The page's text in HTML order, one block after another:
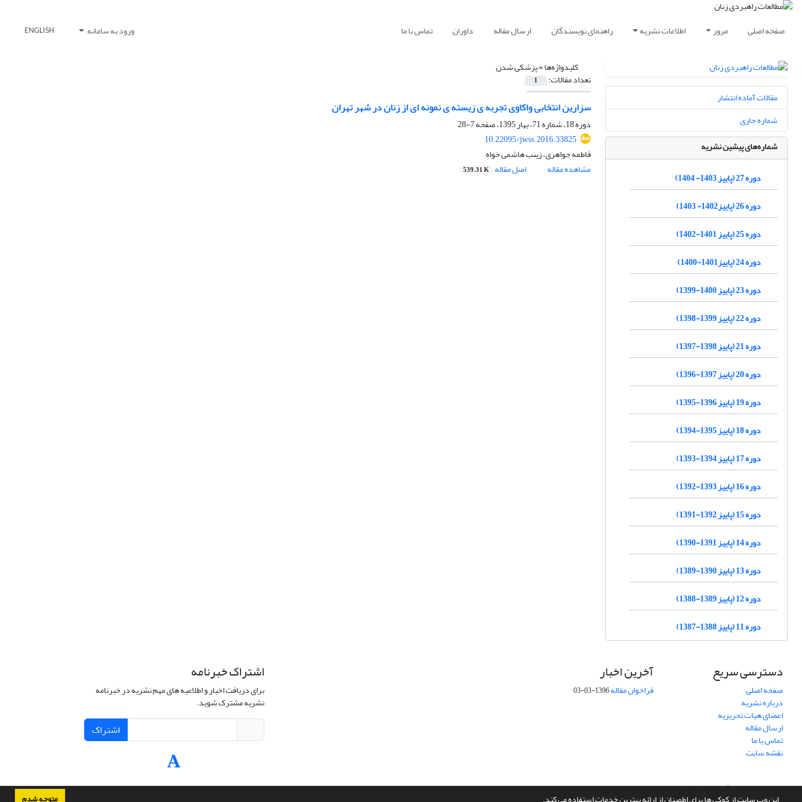
صفحه اصلی مرور اطلاعات نشریه راهنمای نویسندگان ارسال مقاله داوران تماس با ما ورود به سامانه ENGLISH
کلیدواژه‌ها =پزشکی شدن
تعداد مقالات: 1
سزارین انتخابی واکاوی تجربه ی زیسته ی نمونه ای از زنان در شهر تهران
دوره 18، شماره 71، بهار 1395، صفحه
7-28
10.22095/jwss.2016.33825
فاطمه جواهری، زینب هاشمی خواه
مشاهده مقاله
اصل مقاله 539.31 K
مقالات آماده انتشار
شماره جاری
شماره‌های پیشین نشریه
دوره 27 (پاییز 1403- 1404)
دوره 26 (پاییز1402- 1403)
دوره 25 (پاییز 1401-1402)
دوره 24 (پاییز1401-1400)
دوره 23 (پاییز 1400-1399)
دوره 22 (پاییز 1399-1398)
دوره 21 (پاییز 1398-1397)
دوره 20 (پاییز 1397-1396)
دوره 19 (پاییز 1396-1395)
دوره 18 (پاییز 1395-1394)
دوره 17 (پاییز 1394-1393)
دوره 16 (پاییز 1393-1392)
دوره 15 (پاییز 1392-1391)
دوره 14 (پاییز 1391-1390)
دوره 13 (پاییز 1390-1389)
دوره 12 (پاییز 1389-1388)
دوره 11 (پاییز 1388-1387)
دسترسی سریع
صفحه اصلی
درباره نشریه
اعضای هیات تحریریه
ارسال مقاله
تماس با ما
نقشه سایت
آخرین اخبار
فراخوان مقاله1396-03-03
اشتراک خبرنامه
برای دریافت اخبار و اطلاعیه های مهم نشریه در خبرنامه
نشریه مشترک شوید.
اشتراک
سامانه مدیریت نشریات علمی.طراحی و پیاده سازی ازسیناوب